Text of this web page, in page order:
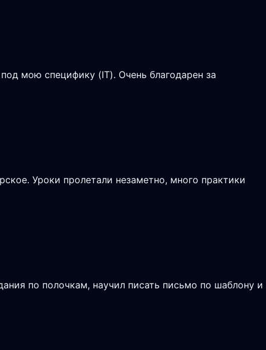
мою специфику (IT). Очень благодарен за
Уроки пролетали незаметно, много практики
по полочкам, научил писать письмо по шаблону и